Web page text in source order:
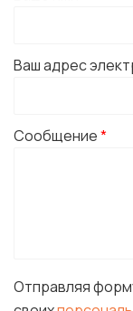
Ваш адрес
Сообщение*
Отправляя